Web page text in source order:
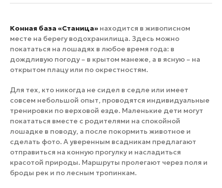
Конная база «Станица» находится в живописном
месте на берегу водохранилища. Здесь можно
покататься на лошадях в любое время года: в
дождливую погоду – в крытом манеже, а в ясную – на
открытом плацу или по окрестностям.
Для тех, кто никогда не сидел в седле или имеет
совсем небольшой опыт, проводятся индивидуальные
тренировки по верховой езде. Маленькие дети могут
покататься вместе с родителями на спокойной
лошадке в поводу, а после покормить животное и
сделать фото. А уверенным всадникам предлагают
отправиться на конную прогулку и насладиться
красотой природы. Маршруты пролегают через поля и
броды рек и по лесным тропинкам.